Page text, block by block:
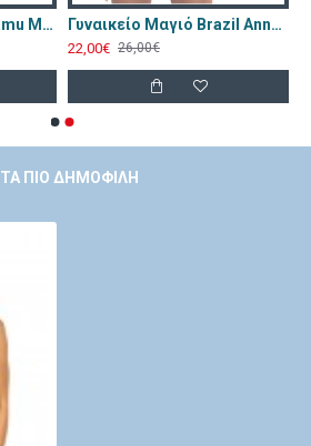
Γυναικείο Μαγιό Annamu Μαύρο Φλοράλ A-1084 Γυναικείο Μαγιό Brazil Annamu Πορτοκαλί A-1053
22,00€ 26,00€
ΤΑ ΠΙΟ ΔΗΜΟΦΙΛΉ